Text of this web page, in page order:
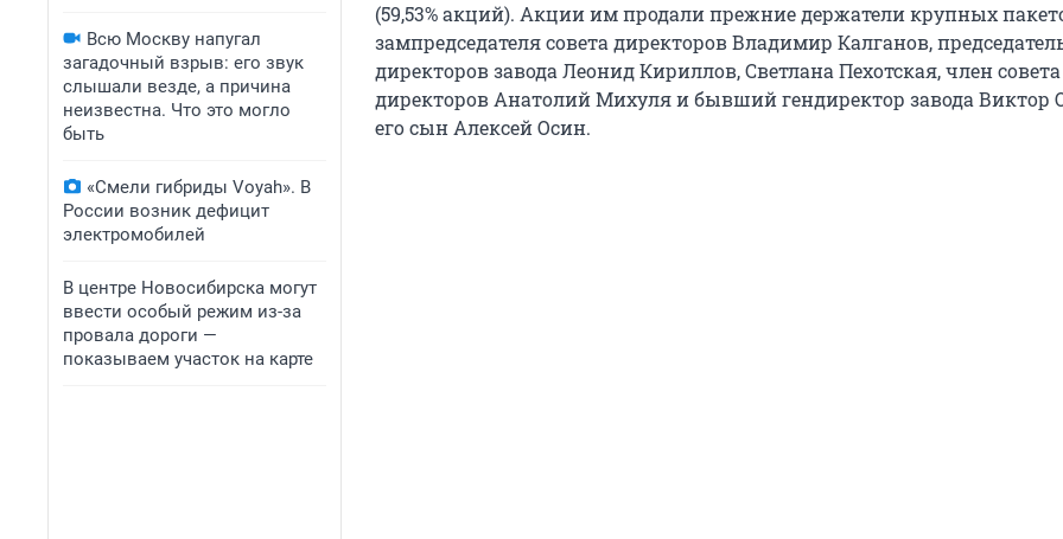
Всю Москву напугал
загадочный взрыв: его звук
слышали везде, а причина
неизвестна. Что это могло
быть
«Смели гибриды Voyah». В
России возник дефицит
электромобилей
В центре Новосибирска могут
ввести особый режим из-за
провала дороги —
показываем участок на карте
(59,53% акций). Акции им продали прежние держатели крупных
зампредседателя совета директоров Владимир Калганов,
директоров завода Леонид Кириллов, Светлана Пехотская, член совета
директоров Анатолий Михуля и бывший гендиректор завода Виктор
его сын Алексей Осин.